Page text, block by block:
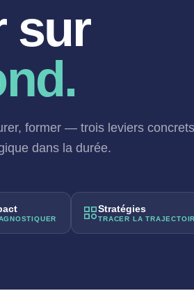
sur
former — trois leviers
dans la durée.
Stratégies
TRACER LA